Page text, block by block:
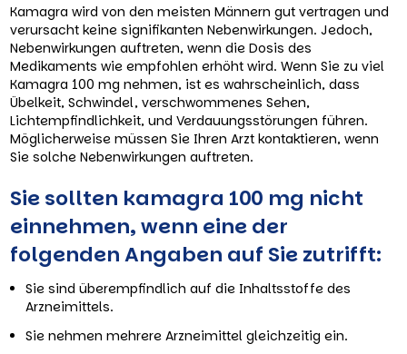
Kamagra wird von den meisten Männern gut vertragen und
verursacht keine signifikanten Nebenwirkungen. Jedoch,
Nebenwirkungen auftreten, wenn die Dosis des
Medikaments wie empfohlen erhöht wird. Wenn Sie zu viel
Kamagra 100 mg nehmen, ist es wahrscheinlich, dass
Übelkeit, Schwindel, verschwommenes Sehen,
Lichtempfindlichkeit, und Verdauungsstörungen führen.
Möglicherweise müssen Sie Ihren Arzt kontaktieren, wenn
Sie solche Nebenwirkungen auftreten.
Sie sollten kamagra 100 mg nicht
einnehmen, wenn eine der
folgenden Angaben auf Sie zutrifft:
Sie sind überempfindlich auf die Inhaltsstoffe des
Arzneimittels.
Sie nehmen mehrere Arzneimittel gleichzeitig ein.